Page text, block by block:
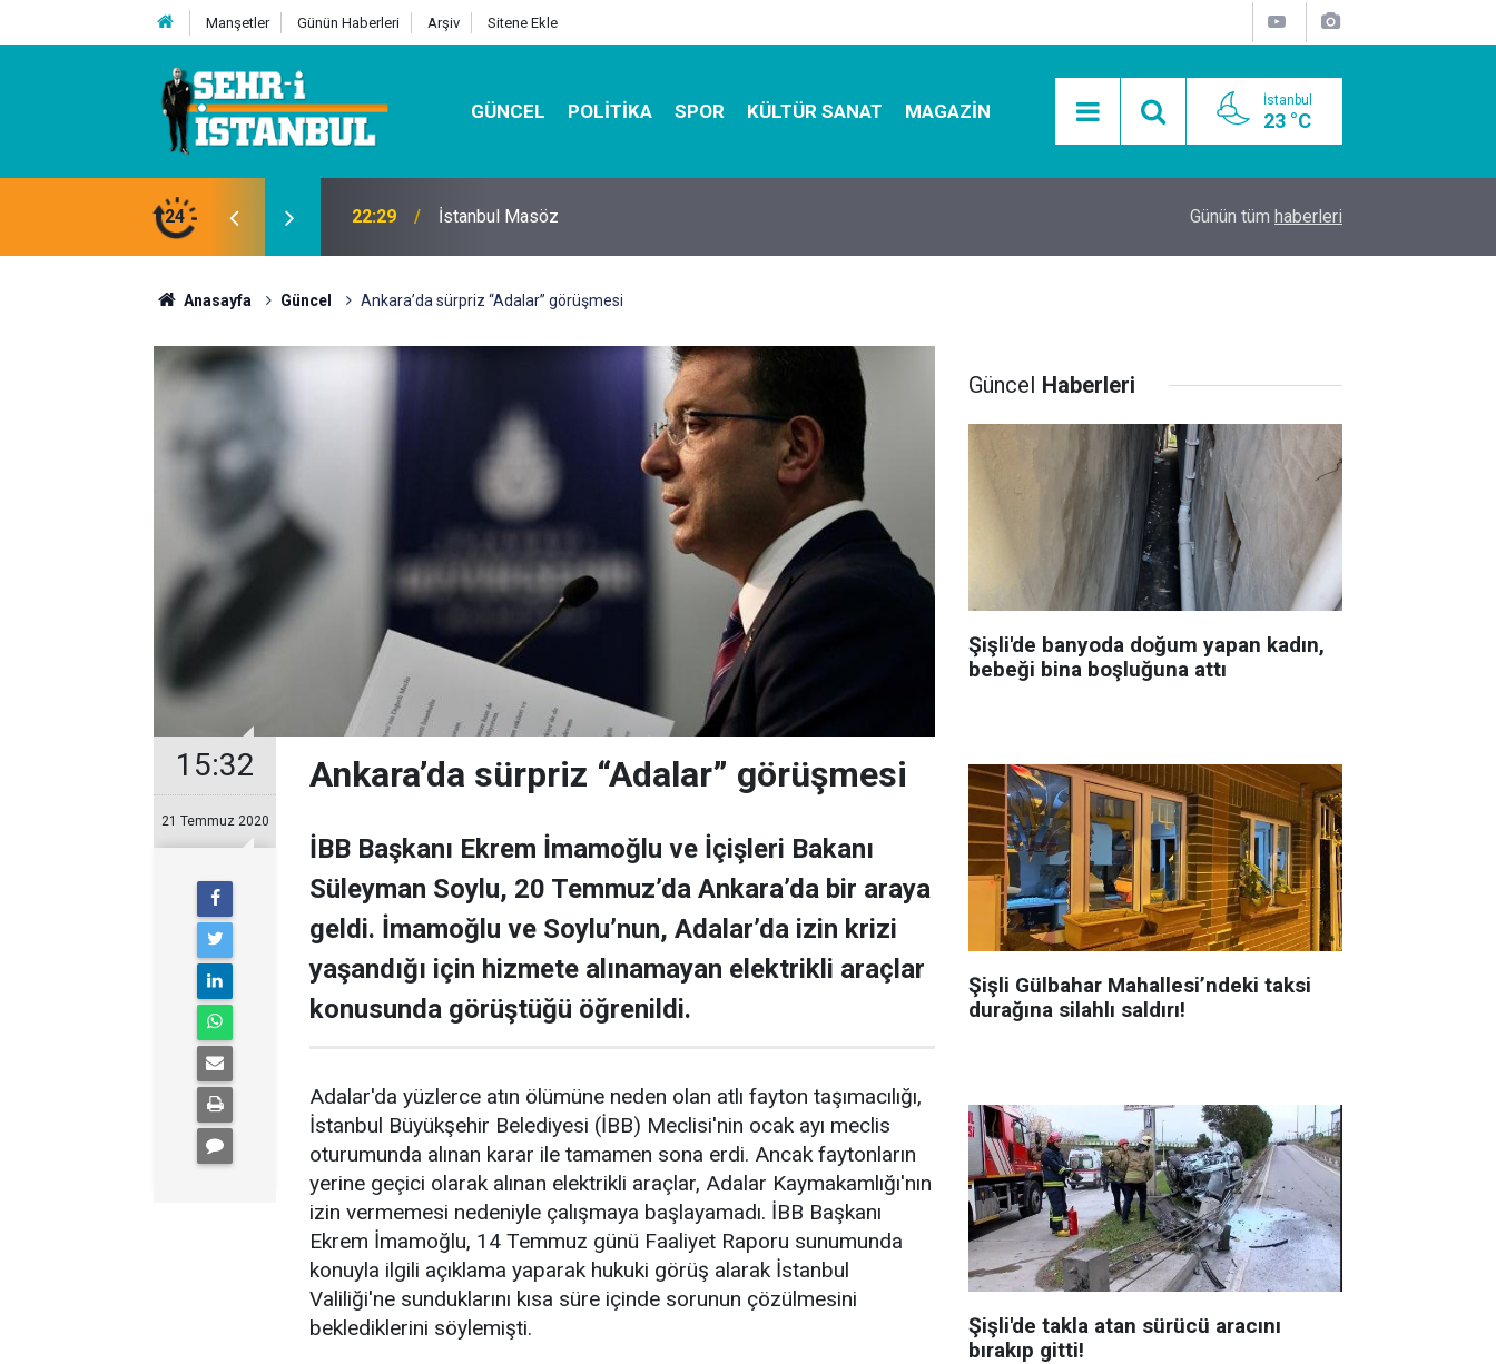
Manşetler Günün Haberleri Arşiv Sitene Ekle
GÜNCEL POLITIKA SPOR KÜLTÜR SANAT MAGAZIN İstanbul
23 °C
24 07:32 Kutu Sihirbazı ile Estetik, Dayanıklı ve Çevre Dostu Ambalaj Mobil Araçlarla Hayır Lokması Dağıtımının
Günün tüm haberleri
Anasayfa Güncel Ankara’da sürpriz “Adalar” görüşmesi
15:32
21 Temmuz 2020
Ankara’da sürpriz “Adalar” görüşmesi
İBB Başkanı Ekrem İmamoğlu ve İçişleri Bakanı
Süleyman Soylu, 20 Temmuz’da Ankara’da bir araya
geldi. İmamoğlu ve Soylu’nun, Adalar’da izin krizi
yaşandığı için hizmete alınamayan elektrikli araçlar
konusunda görüştüğü öğrenildi.
Adalar'da yüzlerce atın ölümüne neden olan atlı fayton taşımacılığı,
İstanbul Büyükşehir Belediyesi (İBB) Meclisi'nin ocak ayı meclis
oturumunda alınan karar ile tamamen sona erdi. Ancak faytonların
yerine geçici olarak alınan elektrikli araçlar, Adalar Kaymakamlığı'nın
izin vermemesi nedeniyle çalışmaya başlayamadı. İBB Başkanı
Ekrem İmamoğlu, 14 Temmuz günü Faaliyet Raporu sunumunda
konuyla ilgili açıklama yaparak hukuki görüş alarak İstanbul
Valiliği'ne sunduklarını kısa süre içinde sorunun çözülmesini
beklediklerini söylemişti.
Güncel Haberleri
Şişli'de banyoda doğum yapan kadın,
bebeği bina boşluğuna attı
Şişli Gülbahar Mahallesi’ndeki taksi
durağına silahlı saldırı!
Şişli'de takla atan sürücü aracını
bırakıp gitti!